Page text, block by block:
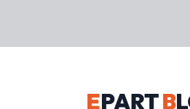
EPARTB